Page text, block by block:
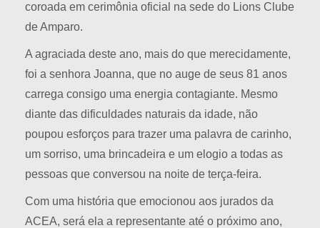
coroada em cerimônia oficial na sede do Lions Clube
de Amparo.
A agraciada deste ano, mais do que merecidamente,
foi a senhora Joanna, que no auge de seus 81 anos
carrega consigo uma energia contagiante. Mesmo
diante das dificuldades naturais da idade, não
poupou esforços para trazer uma palavra de carinho,
um sorriso, uma brincadeira e um elogio a todas as
pessoas que conversou na noite de terça-feira.
Com uma história que emocionou aos jurados da
ACEA, será ela a representante até o próximo ano,